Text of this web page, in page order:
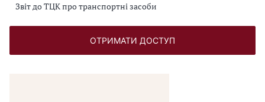
Звіт до ТЦК про транспортні засоби
ОТРИМАТИ ДОСТУП